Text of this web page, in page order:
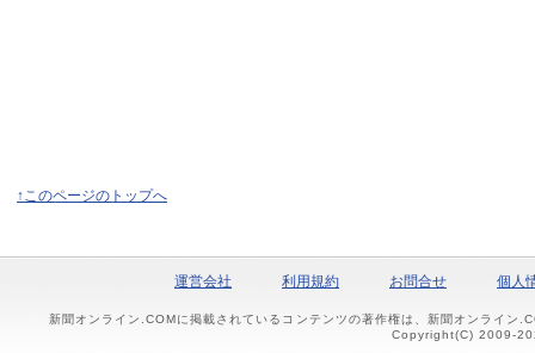
↑このページのトップへ
運営会社 利用規約 お問合せ 個人
新聞オンライン.COMに掲載されているコンテンツの著作権は、新聞オンライン
Copyright(C) 2009-